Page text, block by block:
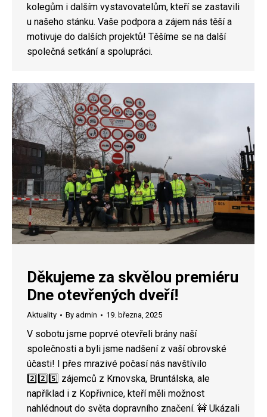
kolegům i dalším vystavovatelům, kteří se zastavili
u našeho stánku. Vaše podpora a zájem nás těší a
motivuje do dalších projektů! Těšíme se na další
společná setkání a spolupráci.
Děkujeme za skvělou premiéru
Dne otevřených dveří!
Aktuality By admin 19. března, 2025
V sobotu jsme poprvé otevřeli brány naší
společnosti a byli jsme nadšení z vaší obrovské
účasti! I přes mrazivé počasí nás navštívilo
2️⃣2️⃣5️⃣ zájemců z Krnovska, Bruntálska, ale
například i z Kopřivnice, kteří měli možnost
nahlédnout do světa dopravního značení. 🚧 Ukázali